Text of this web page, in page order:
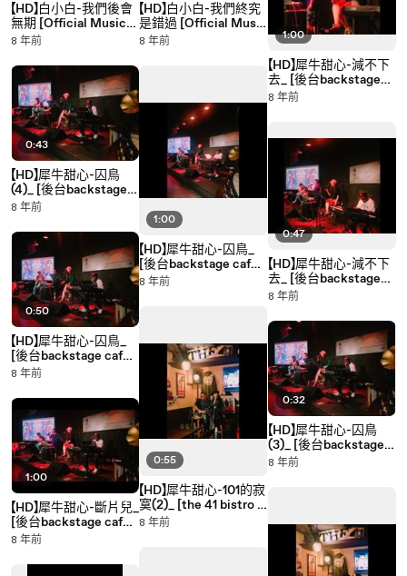
【HD】白小白-我們後會
無期 [Official Music
Video] 官方完整版MV
8 年前
0:43
【HD】犀牛甜心-囚鳥
(4)_ [後台backstage
café演出] LIVE
8 年前
0:50
【HD】犀牛甜心-囚鳥_
[後台backstage café
演出] LIVE
8 年前
1:00
【HD】犀牛甜心-斷片兒_
[後台backstage café
演出] LIVE
8 年前
【HD】白小白-我們終究
是錯過 [Official Music
Video] 官方完整版MV
8 年前
1:00
【HD】犀牛甜心-囚鳥_
[後台backstage café
演出] LIVE
8 年前
0:55
【HD】犀牛甜心-101的寂
寞(2)_ [the 41 bistro -
肆拾壹號英式小酒館演
8 年前
1:00
【HD】犀牛甜心-減不下
去_ [後台backstage
café演出] LIVE
8 年前
0:47
【HD】犀牛甜心-減不下
去_ [後台backstage
café演出] LIVE
8 年前
0:32
【HD】犀牛甜心-囚鳥
(3)_ [後台backstage
café演出] LIVE
8 年前